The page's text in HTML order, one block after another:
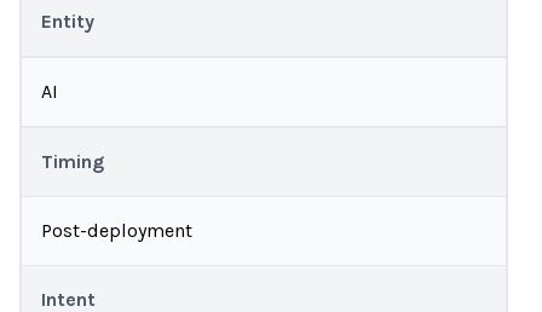
Entity
AI
Timing
Post-deployment
Intent